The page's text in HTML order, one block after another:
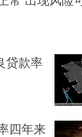
贷款率
四年来